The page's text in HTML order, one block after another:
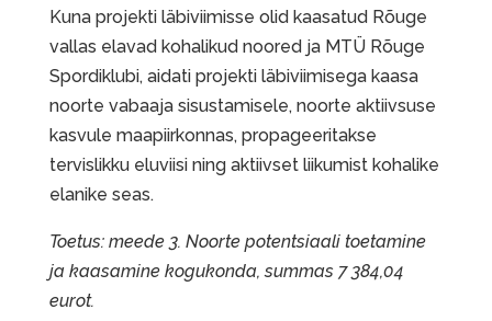
Kuna projekti läbiviimisse olid kaasatud Rõuge
vallas elavad kohalikud noored ja MTÜ Rõuge
Spordiklubi, aidati projekti läbiviimisega kaasa
noorte vabaaja sisustamisele, noorte aktiivsuse
kasvule maapiirkonnas, propageeritakse
tervislikku eluviisi ning aktiivset liikumist kohalike
elanike seas.
Toetus: meede 3. Noorte potentsiaali toetamine
ja kaasamine kogukonda, summas 7 384,04
eurot.